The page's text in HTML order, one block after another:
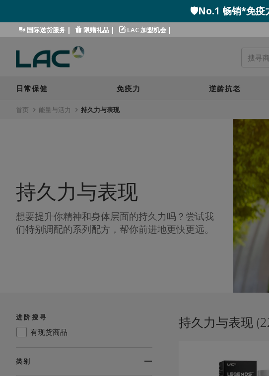
🛡️No.1 畅销*免疫
国际送货服务 | 限赠礼品 | LAC 加盟机会 |
日常保健 免疫力 逆龄抗老
首页 能量与活力 持久力与表现
持久力与表现
想要提升你精神和身体层面的持久力吗？尝试我
们特别调配的系列配方，帮你前进地更快更远。
进阶搜寻
有现货商品
类别
日常保健 (263)
持久力与表现